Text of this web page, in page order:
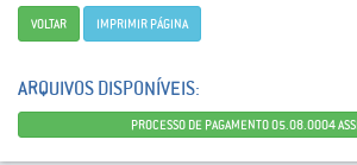
VOLTAR IMPRIMIR PÁGINA
ARQUIVOS DISPONÍVEIS:
PROCESSO DE PAGAMENTO 05.08.0004